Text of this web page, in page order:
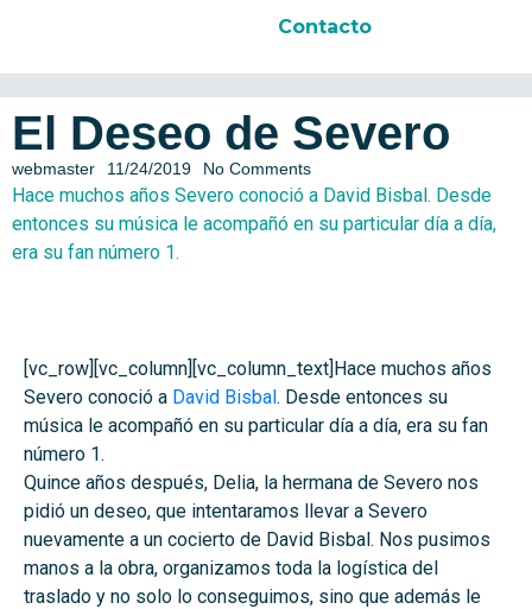
Contacto
El Deseo de Severo
webmaster 11/24/2019 No Comments
Hace muchos años Severo conoció a David Bisbal. Desde
entonces su música le acompañó en su particular día a día,
era su fan número 1.
[vc_row][vc_column][vc_column_text]Hace muchos años
Severo conoció a David Bisbal. Desde entonces su
música le acompañó en su particular día a día, era su fan
número 1.
Quince años después, Delia, la hermana de Severo nos
pidió un deseo, que intentaramos llevar a Severo
nuevamente a un cocierto de David Bisbal. Nos pusimos
manos a la obra, organizamos toda la logística del
traslado y no solo lo conseguimos, sino que además le